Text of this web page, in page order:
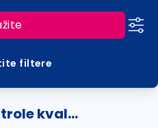
filtere
kval...